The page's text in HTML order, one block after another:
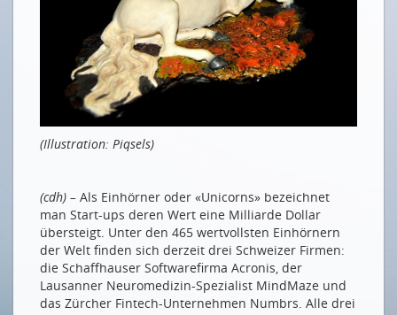
HERR DOBLER, GIBT ES EIN ERFOLGSREZEPT?
Wichtig ist der Austausch mit Andersdenkenden
INTERVIEW MIT EINEM BUSINESS ANGEL
Ein bisschen Innovation genügt nicht
Un peu d’innovation ne suffit pas
Das sind die Schweizer Investoren
Zürich, die Spin-off-Schmiede
Vaud, cœur nucléaire de l’innovation digitale
Der Kanton Waadt als Fusionskern der digitalen
Innovation
(Illustration: Piqsels)
(cdh) – Als Einhörner oder «Unicorns» bezeichnet
man Start-ups deren Wert eine Milliarde Dollar
übersteigt. Unter den 465 wertvollsten Einhörnern
der Welt finden sich derzeit drei Schweizer Firmen:
die Schaffhauser Softwarefirma Acronis, der
Lausanner Neuromedizin-Spezialist MindMaze und
das Zürcher Fintech-Unternehmen Numbrs. Alle drei